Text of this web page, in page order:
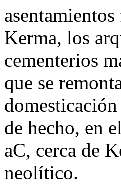
Kerma, los
cementerios
que se
de hecho, en
aC, cerca de
neolítico.